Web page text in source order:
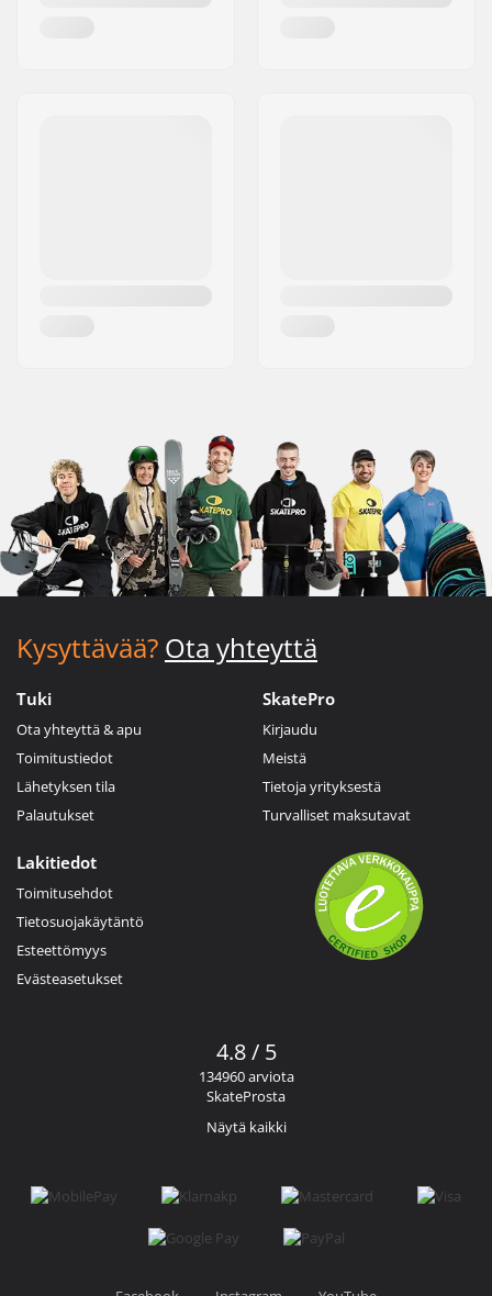
Kysyttävää? Ota yhteyttä
Tuki
Ota yhteyttä & apu
Toimitustiedot
Lähetyksen tila
Palautukset
SkatePro
Kirjaudu
Meistä
Tietoja yrityksestä
Turvalliset maksutavat
Lakitiedot
Toimitusehdot
Tietosuojakäytäntö
Esteettömyys
Evästeasetukset
4.8 / 5
134960 arviota
SkateProsta
Näytä kaikki